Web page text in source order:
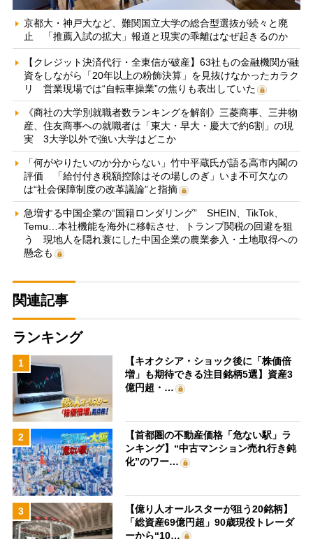
京都大・神戸大など、難関国立大学の総合型選抜が続々と廃
止 「推薦入試の拡大」報道と現実の乖離はなぜ起きるのか
【クレジット決済代行・全東信が破産】63社もの金融機関が融
資をしながら「20年以上の粉飾決算」を見抜けなかったカラク
リ 営業現場では“自転車操業”の焦りも表出していた
《商社の大学別就職者数ランキングを解剖》三菱商事、三井物
産、住友商事への就職者は「東大・早大・慶大で約6割」の現
実 3大学以外で強い大学はどこか
「何がやりたいのか分からない」竹中平蔵氏が語る高市内閣の
評価 「給付付き税額控除はその場しのぎ」いま不可欠なの
は“社会保障制度の改革議論”と指摘
急増する中国企業の“国籍ロンダリング” SHEIN、TikTok、
Temu…本社機能を海外に移転させ、トランプ関税の回避を狙
う 現地人を隠れ蓑にした中国企業の農業参入・土地取得への
懸念も
関連記事
ランキング
1
【キオクシア・ショック後に「株価倍
増」も期待できる注目銘柄5選】資産3
億円超・…
2
【首都圏の不動産価格「危ない駅」ラ
ンキング】“中古マンション売れ行き鈍
化”のワー…
3
【億り人オールスターが狙う20銘柄】
「総資産69億円超」90歳現役トレーダ
ーから“10…